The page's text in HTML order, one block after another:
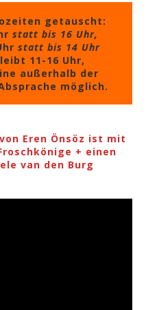
getauscht:
statt bis 16 Uhr,
statt bis 14 Uhr
11-16 Uhr,
außerhalb der
möglich.
Eren Önsöz ist mit
+ einen
van den Burg